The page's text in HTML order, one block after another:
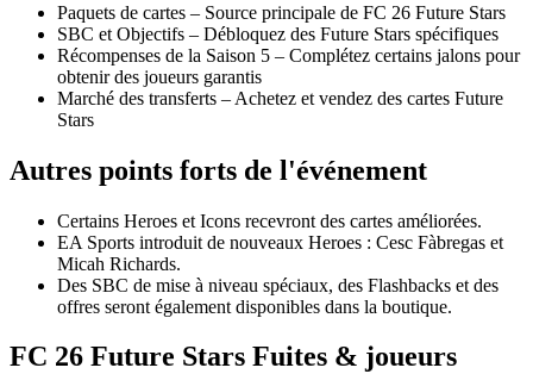
Paquets de cartes – Source principale de FC 26 Future Stars
SBC et Objectifs – Débloquez des Future Stars spécifiques
Récompenses de la Saison 5 – Complétez certains jalons pour
obtenir des joueurs garantis
Marché des transferts – Achetez et vendez des cartes Future
Stars
Autres points forts de l'événement
Certains Heroes et Icons recevront des cartes améliorées.
EA Sports introduit de nouveaux Heroes : Cesc Fàbregas et
Micah Richards.
Des SBC de mise à niveau spéciaux, des Flashbacks et des
offres seront également disponibles dans la boutique.
FC 26 Future Stars Fuites & joueurs